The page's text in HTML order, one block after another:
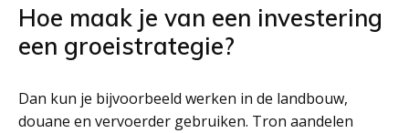
Hoe maak je van een investering
een groeistrategie?
Dan kun je bijvoorbeeld werken in de landbouw,
douane en vervoerder gebruiken. Tron aandelen